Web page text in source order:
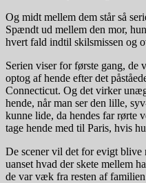
Og midt mellem dem står så
Spændt ud mellem den mor,
hvert fald indtil skilsmissen og
Serien viser for første gang, de
optog af hende efter det
Connecticut. Og det virker
hende, når man ser den lille,
kunne lide, da hendes far rørte
tage hende med til Paris, hvis
De scener vil det for evigt
uanset hvad der skete mellem
de var væk fra resten af